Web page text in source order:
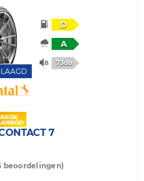
D
A
73db
7
beoordelingen)